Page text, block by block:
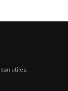
útiles.